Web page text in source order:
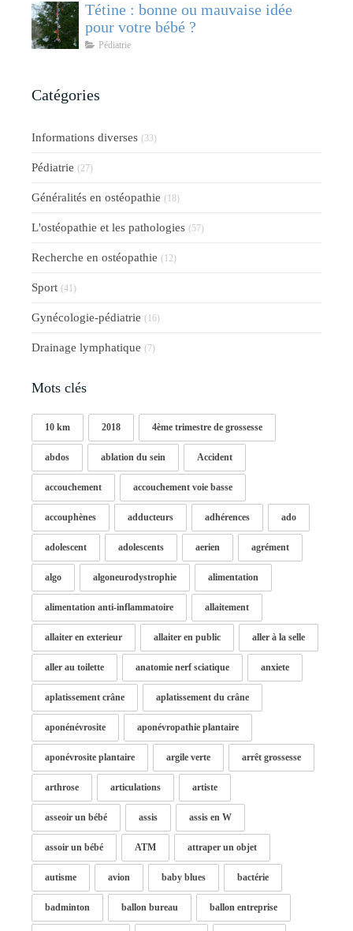
Tétine : bonne ou mauvaise idée
pour votre bébé ?
Pédiatrie
Catégories
Informations diverses (33)
Pédiatrie (27)
Généralités en ostéopathie (18)
L'ostéopathie et les pathologies (57)
Recherche en ostéopathie (12)
Sport (41)
Gynécologie-pédiatrie (16)
Drainage lymphatique (7)
Mots clés
10 km 2018 4ème trimestre de grossesse
abdos ablation du sein Accident
accouchement accouchement voie basse
accouphènes adducteurs adhérences ado
adolescent adolescents aerien agrément
algo algoneurodystrophie alimentation
alimentation anti-inflammatoire allaitement
allaiter en exterieur allaiter en public aller à la selle
aller au toilette anatomie nerf sciatique anxiete
aplatissement crâne aplatissement du crâne
aponénévrosite aponévropathie plantaire
aponévrosite plantaire argile verte arrêt grossesse
arthrose articulations artiste
asseoir un bébé assis assis en W
assoir un bébé ATM attraper un objet
autisme avion baby blues bactérie
badminton ballon bureau ballon entreprise